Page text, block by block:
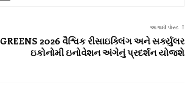
આગામી પોસ્ટ
GREENS 2026 વૈશ્વિક રીસાઇક્લિંગ અને સર્ક્યુલર
ઇકોનોમી ઇનોવેશન અંગેનું પ્રદર્શન યોજશે